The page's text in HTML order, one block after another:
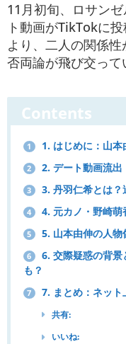
11月初旬、ロサン
ト動画がTikTokに
より、二人の関係
否両論が飛び交って
Contents
1 1. はじめに：山
2 2. デート動画流出
3 3. 丹羽仁希とは
4 4. 元カノ・野崎
5 5. 山本由伸の人
6
6. 交際疑惑の背景
も？
7 7. まとめ：ネッ
共有:
いいね: